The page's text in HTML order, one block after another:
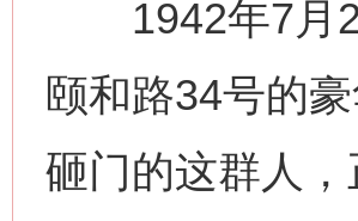
1942年7月29
颐和路34号的
砸门的这群人
揭批美国五大"原罪"